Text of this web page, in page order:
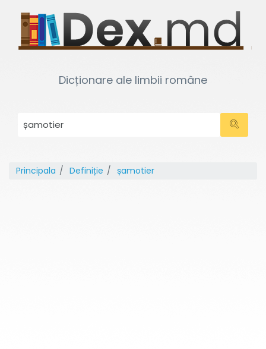
Dicționare ale limbii române
Principala Definiție șamotier